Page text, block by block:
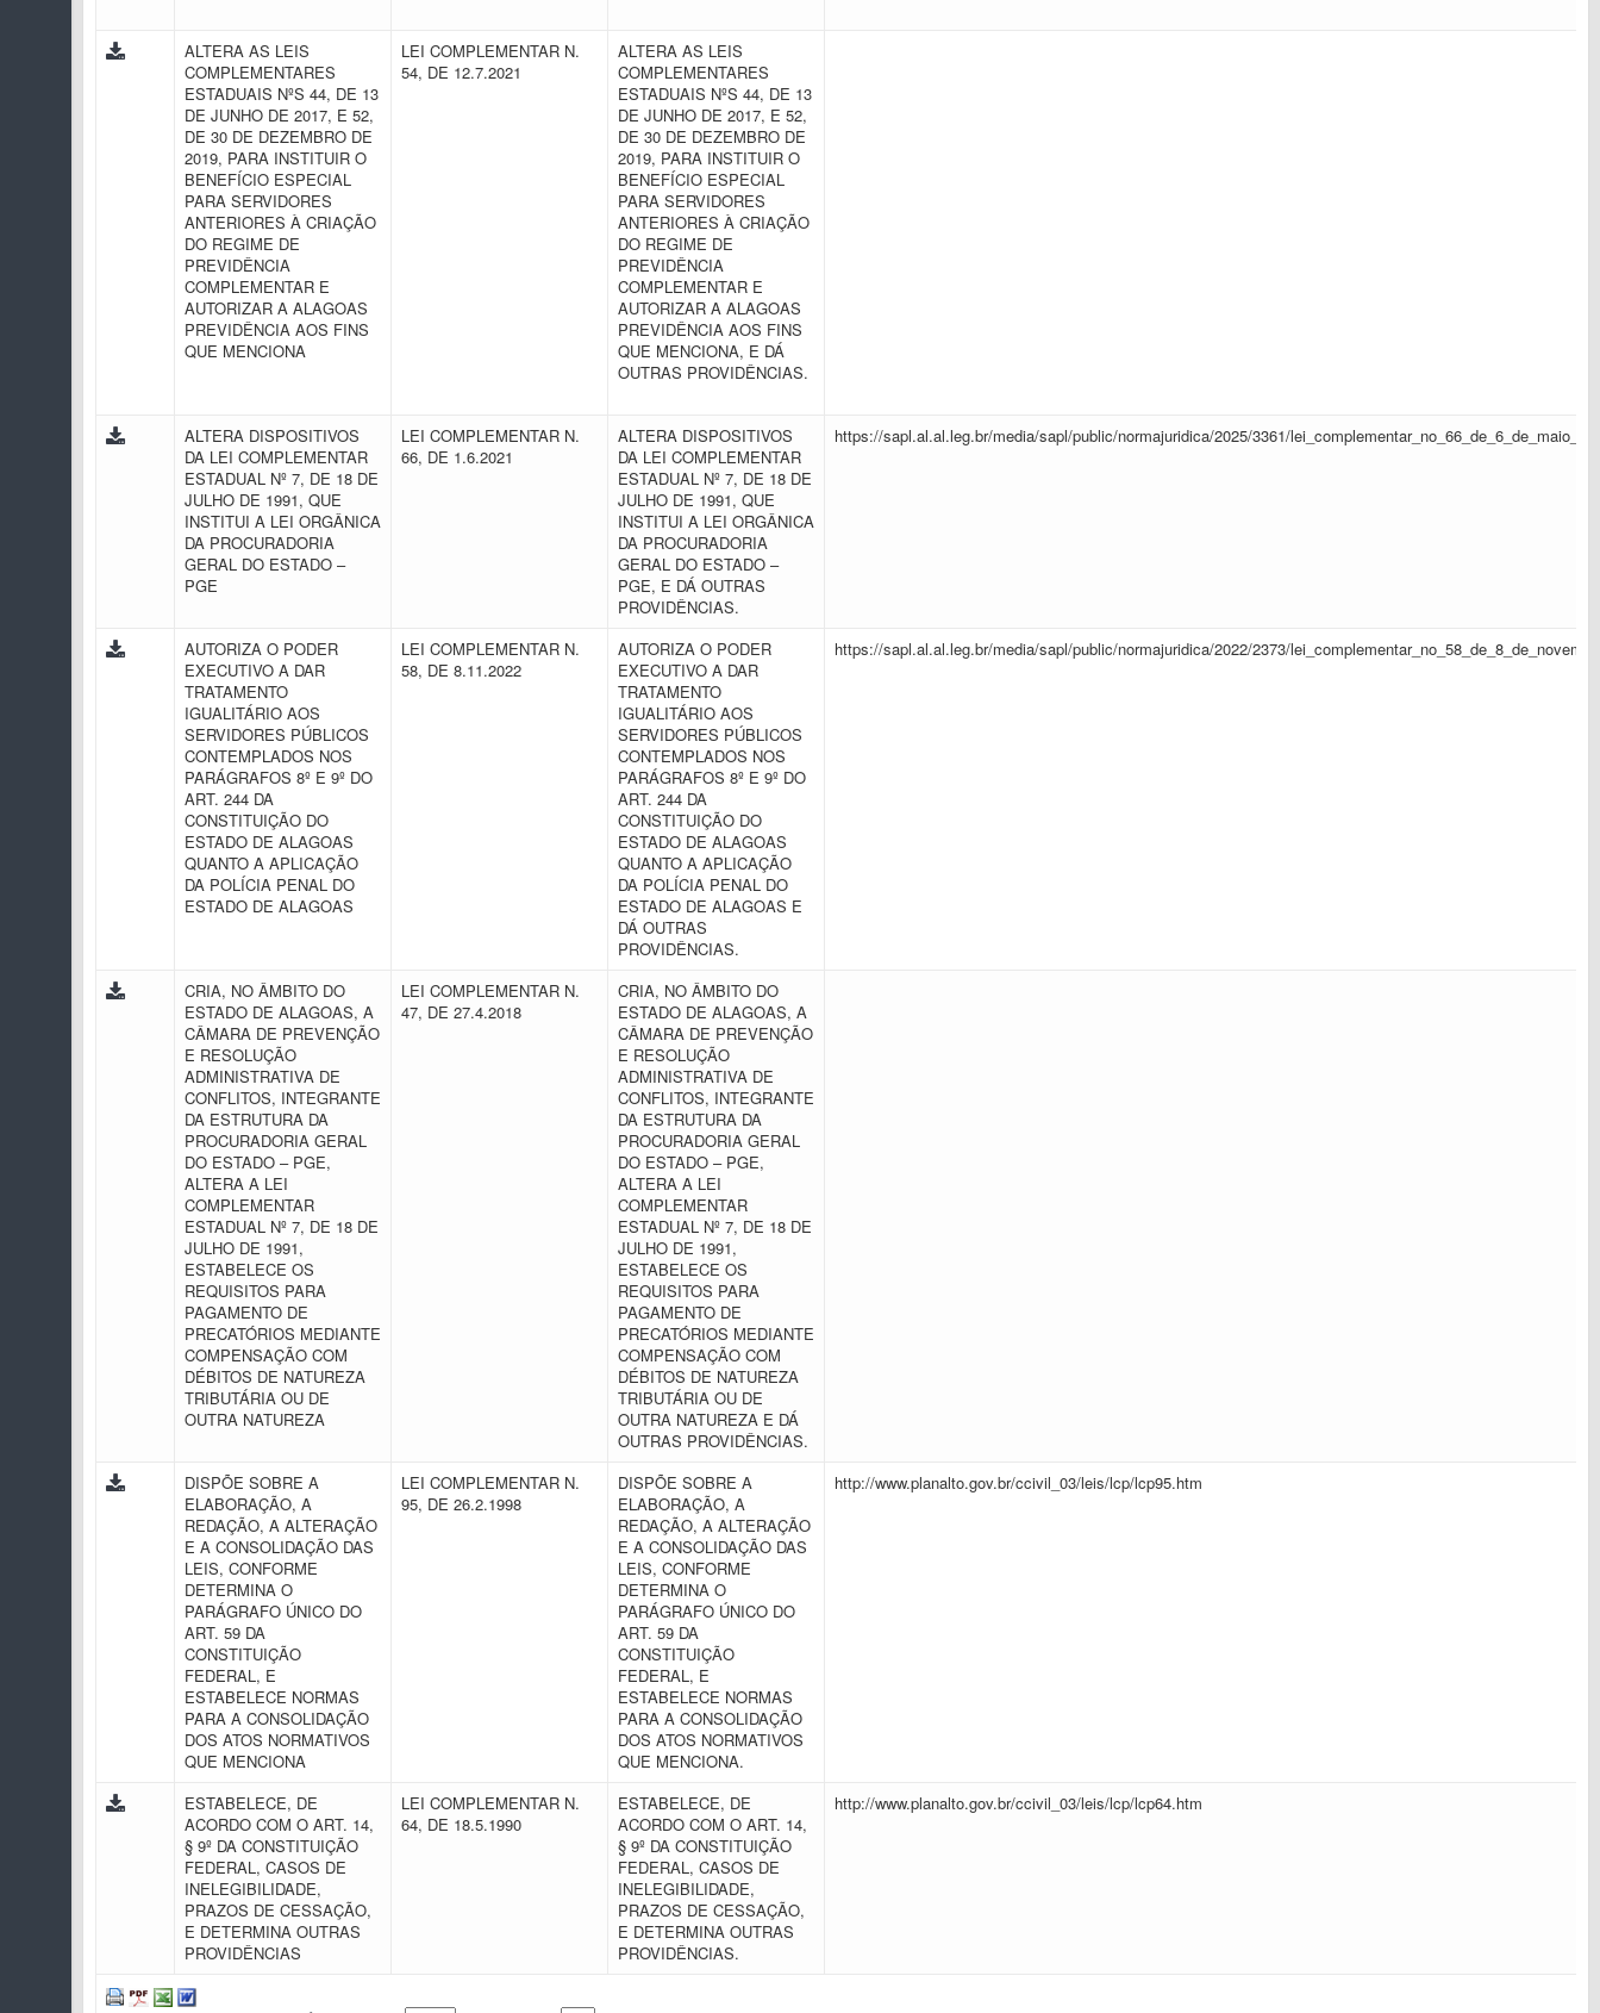
ALTERA AS LEIS
COMPLEMENTARES
ESTADUAIS NºS 44, DE 13
DE JUNHO DE 2017, E 52,
DE 30 DE DEZEMBRO DE
2019, PARA INSTITUIR O
BENEFÍCIO ESPECIAL
PARA SERVIDORES
ANTERIORES À CRIAÇÃO
DO REGIME DE
PREVIDÊNCIA
COMPLEMENTAR E
AUTORIZAR A ALAGOAS
PREVIDÊNCIA AOS FINS
QUE MENCIONA
LEI COMPLEMENTAR N.
54, DE 12.7.2021
ALTERA AS LEIS
COMPLEMENTARES
ESTADUAIS NºS 44, DE 13
DE JUNHO DE 2017, E 52,
DE 30 DE DEZEMBRO DE
2019, PARA INSTITUIR O
BENEFÍCIO ESPECIAL
PARA SERVIDORES
ANTERIORES À CRIAÇÃO
DO REGIME DE
PREVIDÊNCIA
COMPLEMENTAR E
AUTORIZAR A ALAGOAS
PREVIDÊNCIA AOS FINS
QUE MENCIONA, E DÁ
OUTRAS PROVIDÊNCIAS.
ALTERA DISPOSITIVOS
DA LEI COMPLEMENTAR
ESTADUAL Nº 7, DE 18 DE
JULHO DE 1991, QUE
INSTITUI A LEI ORGÂNICA
DA PROCURADORIA
GERAL DO ESTADO –
PGE
LEI COMPLEMENTAR N.
66, DE 1.6.2021
ALTERA DISPOSITIVOS
DA LEI COMPLEMENTAR
ESTADUAL Nº 7, DE 18 DE
JULHO DE 1991, QUE
INSTITUI A LEI ORGÂNICA
DA PROCURADORIA
GERAL DO ESTADO –
PGE, E DÁ OUTRAS
PROVIDÊNCIAS.
https://sapl.al.al.leg.br/media/sapl/public/normajuridica/2025/3361/
AUTORIZA O PODER
EXECUTIVO A DAR
TRATAMENTO
IGUALITÁRIO AOS
SERVIDORES PÚBLICOS
CONTEMPLADOS NOS
PARÁGRAFOS 8º E 9º DO
ART. 244 DA
CONSTITUIÇÃO DO
ESTADO DE ALAGOAS
QUANTO A APLICAÇÃO
DA POLÍCIA PENAL DO
ESTADO DE ALAGOAS
LEI COMPLEMENTAR N.
58, DE 8.11.2022
AUTORIZA O PODER
EXECUTIVO A DAR
TRATAMENTO
IGUALITÁRIO AOS
SERVIDORES PÚBLICOS
CONTEMPLADOS NOS
PARÁGRAFOS 8º E 9º DO
ART. 244 DA
CONSTITUIÇÃO DO
ESTADO DE ALAGOAS
QUANTO A APLICAÇÃO
DA POLÍCIA PENAL DO
ESTADO DE ALAGOAS E
DÁ OUTRAS
PROVIDÊNCIAS.
https://sapl.al.al.leg.br/media/sapl/public/normajuridica/2022/2373/
CRIA, NO ÂMBITO DO
ESTADO DE ALAGOAS, A
CÂMARA DE PREVENÇÃO
E RESOLUÇÃO
ADMINISTRATIVA DE
CONFLITOS, INTEGRANTE
DA ESTRUTURA DA
PROCURADORIA GERAL
DO ESTADO – PGE,
ALTERA A LEI
COMPLEMENTAR
ESTADUAL Nº 7, DE 18 DE
JULHO DE 1991,
ESTABELECE OS
REQUISITOS PARA
PAGAMENTO DE
PRECATÓRIOS MEDIANTE
COMPENSAÇÃO COM
DÉBITOS DE NATUREZA
TRIBUTÁRIA OU DE
OUTRA NATUREZA
LEI COMPLEMENTAR N.
47, DE 27.4.2018
CRIA, NO ÂMBITO DO
ESTADO DE ALAGOAS, A
CÂMARA DE PREVENÇÃO
E RESOLUÇÃO
ADMINISTRATIVA DE
CONFLITOS, INTEGRANTE
DA ESTRUTURA DA
PROCURADORIA GERAL
DO ESTADO – PGE,
ALTERA A LEI
COMPLEMENTAR
ESTADUAL Nº 7, DE 18 DE
JULHO DE 1991,
ESTABELECE OS
REQUISITOS PARA
PAGAMENTO DE
PRECATÓRIOS MEDIANTE
COMPENSAÇÃO COM
DÉBITOS DE NATUREZA
TRIBUTÁRIA OU DE
OUTRA NATUREZA E DÁ
OUTRAS PROVIDÊNCIAS.
DISPÕE SOBRE A
ELABORAÇÃO, A
REDAÇÃO, A ALTERAÇÃO
E A CONSOLIDAÇÃO DAS
LEIS, CONFORME
DETERMINA O
PARÁGRAFO ÚNICO DO
ART. 59 DA
CONSTITUIÇÃO
FEDERAL, E
ESTABELECE NORMAS
PARA A CONSOLIDAÇÃO
DOS ATOS NORMATIVOS
QUE MENCIONA
LEI COMPLEMENTAR N.
95, DE 26.2.1998
DISPÕE SOBRE A
ELABORAÇÃO, A
REDAÇÃO, A ALTERAÇÃO
E A CONSOLIDAÇÃO DAS
LEIS, CONFORME
DETERMINA O
PARÁGRAFO ÚNICO DO
ART. 59 DA
CONSTITUIÇÃO
FEDERAL, E
ESTABELECE NORMAS
PARA A CONSOLIDAÇÃO
DOS ATOS NORMATIVOS
QUE MENCIONA.
http://www.planalto.gov.br/ccivil_03/leis/lcp/lcp95.htm
ESTABELECE, DE
ACORDO COM O ART. 14,
§ 9º DA CONSTITUIÇÃO
FEDERAL, CASOS DE
INELEGIBILIDADE,
PRAZOS DE CESSAÇÃO,
E DETERMINA OUTRAS
PROVIDÊNCIAS
LEI COMPLEMENTAR N.
64, DE 18.5.1990
ESTABELECE, DE
ACORDO COM O ART. 14,
§ 9º DA CONSTITUIÇÃO
FEDERAL, CASOS DE
INELEGIBILIDADE,
PRAZOS DE CESSAÇÃO,
E DETERMINA OUTRAS
PROVIDÊNCIAS.
http://www.planalto.gov.br/ccivil_03/leis/lcp/lcp64.htm